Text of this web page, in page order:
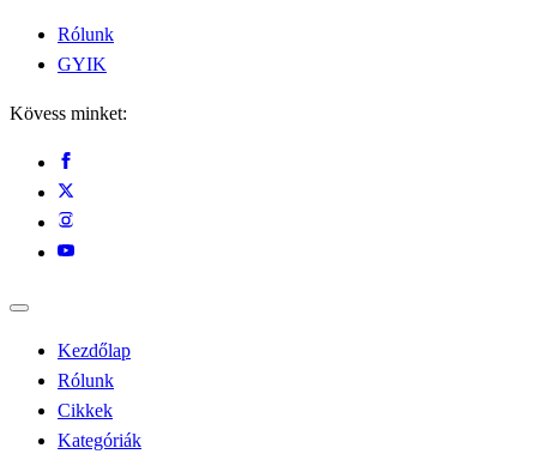
Rólunk
GYIK
Kövess minket:
Kezdőlap
Rólunk
Cikkek
Kategóriák